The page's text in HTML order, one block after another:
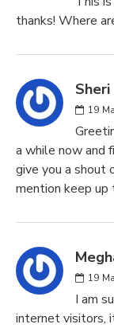
thanks! Where
Sheri
19
a while now and
give you a shout
mention keep up
19
I am
internet visitors,